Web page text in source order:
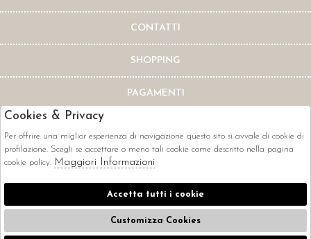
CONTATTI
SHOPPING
PAGAMENTI
CORRIERI
Cookies & Privacy
Per offrire una miglior esperienza di navigazione questo sito si avvale di cookie di
profilazione. Scegli se accettare o meno tali cookie come descritto nella pagina
cookie policy. Maggiori Informazioni
Accetta tutti i cookie
Customizza Cookies